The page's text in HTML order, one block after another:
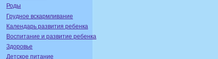
Роды
Грудное вскармливание
Календарь развития ребенка
Воспитание и развитие ребенка
Здоровье
Детское питание